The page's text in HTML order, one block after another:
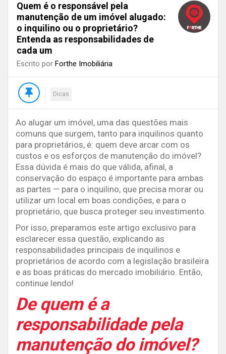
Quem é o responsável pela
manutenção de um imóvel alugado:
o inquilino ou o proprietário?
Entenda as responsabilidades de
cada um
Escrito por Forthe Imobiliária
Dicas
Ao alugar um imóvel, uma das questões mais
comuns que surgem, tanto para inquilinos quanto
para proprietários, é: quem deve arcar com os
custos e os esforços de manutenção do imóvel?
Essa dúvida é mais do que válida, afinal, a
conservação do espaço é importante para ambas
as partes — para o inquilino, que precisa morar ou
utilizar um local em boas condições, e para o
proprietário, que busca proteger seu investimento.
Por isso, preparamos este artigo exclusivo para
esclarecer essa questão, explicando as
responsabilidades principais de inquilinos e
proprietários de acordo com a legislação brasileira
e as boas práticas do mercado imobiliário. Então,
continue lendo!
De quem é a
responsabilidade pela
manutenção do imóvel?